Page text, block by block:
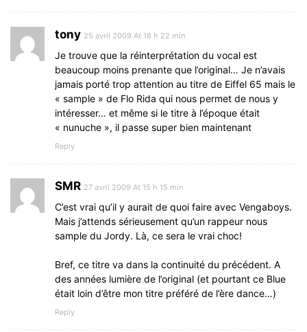
tony 25 avril 2009 At 18 h 22 min
Je trouve que la réinterprétation du vocal est
beaucoup moins prenante que l’original… Je n’avais
jamais porté trop attention au titre de Eiffel 65 mais le
« sample » de Flo Rida qui nous permet de nous y
intéresser… et même si le titre à l’époque était
« nunuche », il passe super bien maintenant
Reply
SMR 27 avril 2009 At 15 h 15 min
C’est vrai qu’il y aurait de quoi faire avec Vengaboys.
Mais j’attends sérieusement qu’un rappeur nous
sample du Jordy. Là, ce sera le vrai choc!
Bref, ce titre va dans la continuité du précédent. A
des années lumière de l’original (et pourtant ce Blue
était loin d’être mon titre préféré de l’ère dance…)
Reply